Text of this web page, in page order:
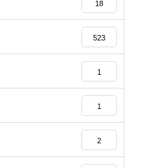
18
523
1
1
2